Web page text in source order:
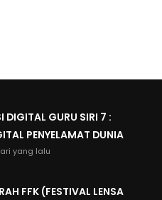
DIGITAL GURU SIRI 7 :
PENYELAMAT DUNIA
yang lalu
FFK (FESTIVAL LENSA